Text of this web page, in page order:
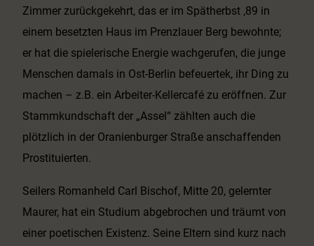
Zimmer zurückgekehrt, das er im Spätherbst ‚89 in
einem besetzten Haus im Prenzlauer Berg bewohnte;
er hat die spielerische Energie wachgerufen, die junge
Menschen damals in Ost-Berlin befeuertek, ihr Ding zu
machen – z.B. ein Arbeiter-Kellercafé zu eröffnen. Zur
Stammkundschaft der „Assel“ zählten auch die
plötzlich in der Oranienburger Straße anschaffenden
Prostituierten.
Seilers Romanheld Carl Bischof, Mitte 20, gelernter
Maurer, hat ein Studium abgebrochen und träumt von
einer poetischen Existenz. Seine Eltern sind kurz nach